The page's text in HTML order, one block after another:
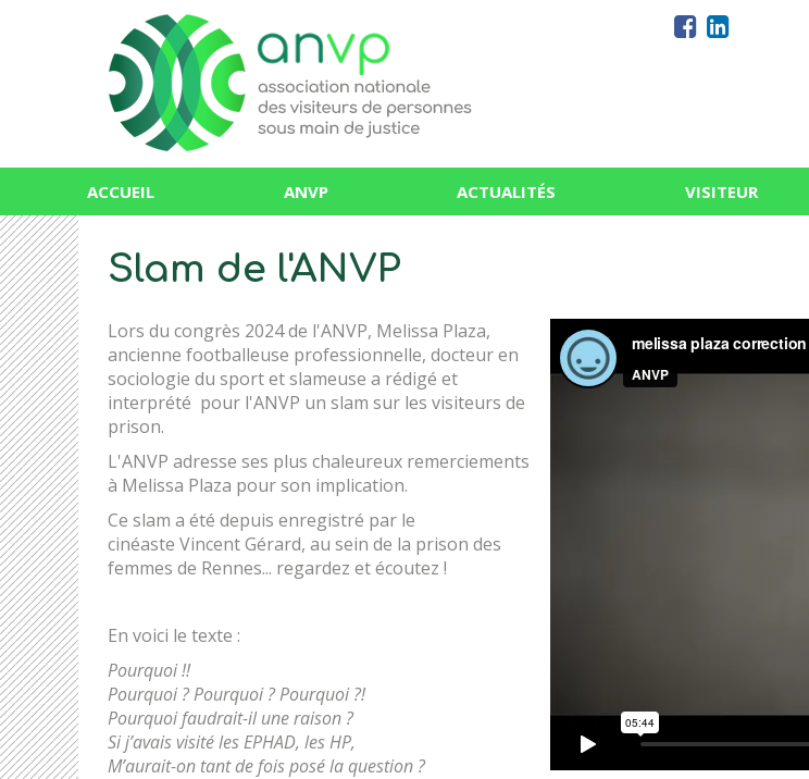
ACCUEIL ANVP ACTUALITÉS VISITEUR
Slam de l'ANVP
Lors du congrès 2024 de l'ANVP, Melissa Plaza,
ancienne footballeuse professionnelle, docteur en
sociologie du sport et slameuse a rédigé et
interprété pour l'ANVP un slam sur les visiteurs de
prison.
L'ANVP adresse ses plus chaleureux remerciements
à Melissa Plaza pour son implication.
Ce slam a été depuis enregistré par le
cinéaste Vincent Gérard, au sein de la prison des
femmes de Rennes... regardez et écoutez !
En voici le texte :
Pourquoi !!
Pourquoi ? Pourquoi ? Pourquoi ?!
Pourquoi faudrait-il une raison ?
Si j’avais visité les EPHAD, les HP,
M’aurait-on tant de fois posé la question ?